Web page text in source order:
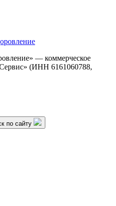
— коммерческое
(ИНН 6161060788,
по сайту